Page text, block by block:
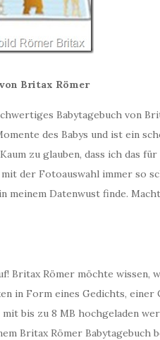
Britax Römer
Babytagebuch von
des Babys und ist ein
zu glauben, dass ich das
der Fotoauswahl immer so
meinem Datenwust finde.
Britax Römer möchte wissen,
in Form eines Gedichts,
bis zu 8 MB hochgeladen
Britax Römer Babytagebuch